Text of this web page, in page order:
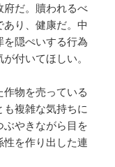
府だ。贖われるべ
り、健康だ。中
隠ぺいする行為
付いてほしい。
物を売っている
複雑な気持ちに
やきながら目を
を作り出した連